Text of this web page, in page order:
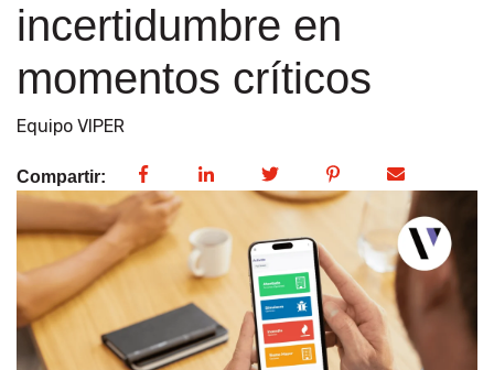
incertidumbre en
momentos críticos
Equipo VIPER
Compartir: